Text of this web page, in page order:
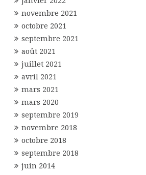
novembre 2021
octobre 2021
septembre 2021
août 2021
juillet 2021
avril 2021
mars 2021
mars 2020
septembre 2019
novembre 2018
octobre 2018
septembre 2018
juin 2014